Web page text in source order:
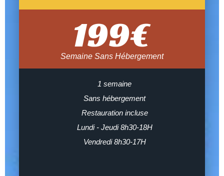
199€
Semaine Sans Hébergement
1 semaine
Sans hébergement
Restauration incluse
Lundi - Jeudi 8h30-18H
Vendredi 8h30-17H